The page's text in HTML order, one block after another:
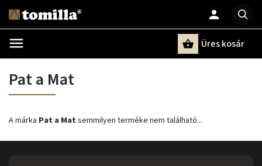
Üres kosár
Pat a Mat
A márka Pat a Matsemmilyen terméke nem található...